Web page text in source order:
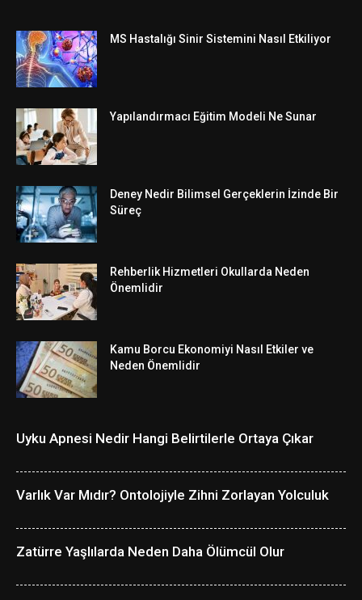
MS Hastalığı Sinir Sistemini Nasıl Etkiliyor
Yapılandırmacı Eğitim Modeli Ne Sunar
Deney Nedir Bilimsel Gerçeklerin İzinde Bir
Süreç
Rehberlik Hizmetleri Okullarda Neden
Önemlidir
Kamu Borcu Ekonomiyi Nasıl Etkiler ve
Neden Önemlidir
Uyku Apnesi Nedir Hangi Belirtilerle Ortaya Çıkar
Varlık Var Mıdır? Ontolojiyle Zihni Zorlayan Yolculuk
Zatürre Yaşlılarda Neden Daha Ölümcül Olur